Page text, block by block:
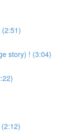
story) ! (3:04)